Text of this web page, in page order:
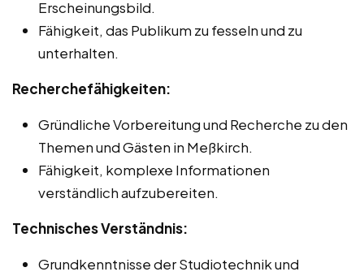
Erscheinungsbild.
Fähigkeit, das Publikum zu fesseln und zu
unterhalten.
Recherchefähigkeiten:
Gründliche Vorbereitung und Recherche zu den
Themen und Gästen in Meßkirch.
Fähigkeit, komplexe Informationen
verständlich aufzubereiten.
Technisches Verständnis:
Grundkenntnisse der Studiotechnik und